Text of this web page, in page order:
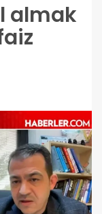
almak